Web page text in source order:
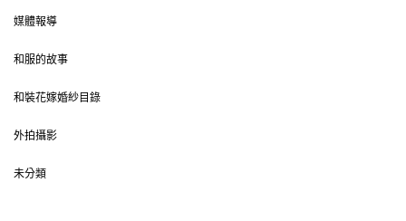
媒體報導
和服的故事
和裝花嫁婚紗目錄
外拍攝影
未分類